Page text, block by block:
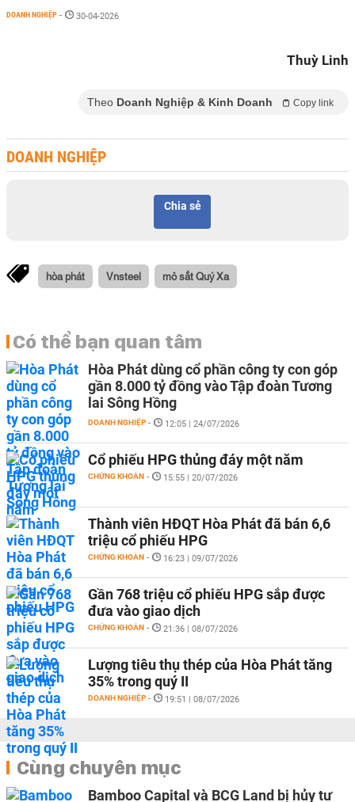
DOANH NGHIỆP - 30-04-2026
Thuỳ Linh
Theo Doanh Nghiệp & Kinh Doanh Copy link
DOANH NGHIỆP
Chia sẻ
hòa phát Vnsteel mỏ sắt Quý Xa
Có thể bạn quan tâm
Hòa Phát dùng cổ phần công ty con góp
gần 8.000 tỷ đồng vào Tập đoàn Tương
lai Sông Hồng
DOANH NGHIỆP - 12:05 | 24/07/2026
Cổ phiếu HPG thủng đáy một năm
CHỨNG KHOÁN - 15:55 | 20/07/2026
Thành viên HĐQT Hòa Phát đã bán 6,6
triệu cổ phiếu HPG
CHỨNG KHOÁN - 16:23 | 09/07/2026
Gần 768 triệu cổ phiếu HPG sắp được
đưa vào giao dịch
CHỨNG KHOÁN - 21:36 | 08/07/2026
Lượng tiêu thụ thép của Hòa Phát tăng
35% trong quý II
DOANH NGHIỆP - 19:51 | 08/07/2026
Cùng chuyên mục
Bamboo Capital và BCG Land bị hủy tư